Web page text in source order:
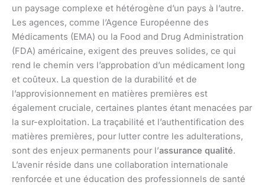
un paysage complexe et hétérogène d’un pays à l’autre.
Les agences, comme l’Agence Européenne des
Médicaments (EMA) ou la Food and Drug Administration
(FDA) américaine, exigent des preuves solides, ce qui
rend le chemin vers l’approbation d’un médicament long
et coûteux. La question de la durabilité et de
l’approvisionnement en matières premières est
également cruciale, certaines plantes étant menacées par
la sur-exploitation. La traçabilité et l’authentification des
matières premières, pour lutter contre les adulterations,
sont des enjeux permanents pour l’assurance qualité.
L’avenir réside dans une collaboration internationale
renforcée et une éducation des professionnels de santé